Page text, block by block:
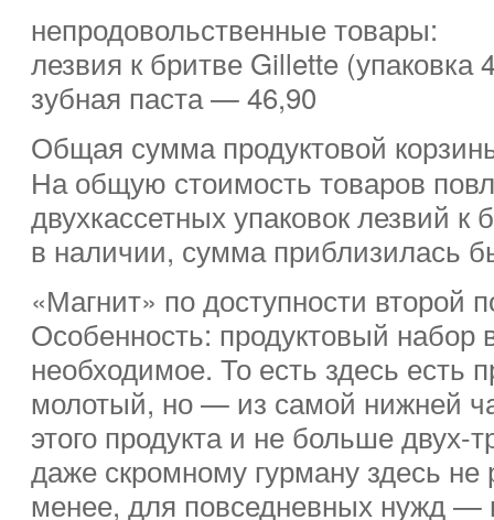
непродовольственные товары:
лезвия к бритве Gillette
зубная паста — 46,90
Общая сумма продуктовой
На общую стоимость товаров
двухкассетных упаковок лезвий к
в наличии, сумма приблизилась
«Магнит» по доступности второй
Особенность: продуктовый
необходимое. То есть здесь есть
молотый, но — из самой нижней
этого продукта и не больше двух-
даже скромному гурману здесь
менее, для повседневных нужд —